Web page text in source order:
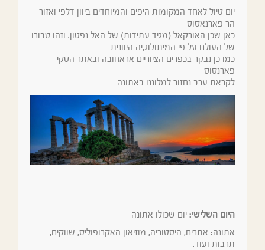
יום טיול לאחד המקומות היפים והמיוחדים ביוון דלפי ואזור
הר פארנאסוס
כאן שכן האורקאל (מגיד עתידות) של האל נפטון. וזהו טבורו
של העולם על פי המיתולוג,יה היוונית
כמו כן נבקר בכפרים הציוריים אראחובה ובאתר הסקי
פארנסוס
לקראת ערב נחזור למלוננו באתונה
היום השלישי: יום שכולו אתונה
אתונה: אתרים, היסטוריה, מוזיאון האקרופוליס, שווקים,
תרבות ועוד.